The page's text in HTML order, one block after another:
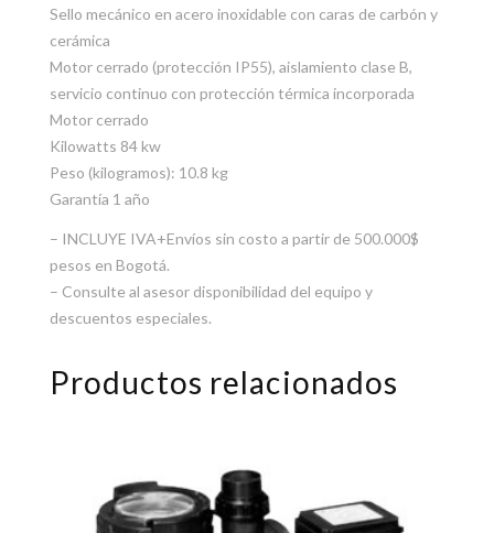
Sello mecánico en acero inoxidable con caras de carbón y
cerámica
Motor cerrado (protección IP55), aislamiento clase B,
servicio continuo con protección térmica incorporada
Motor cerrado
Kilowatts 84 kw
Peso (kilogramos): 10.8 kg
Garantía 1 año
– INCLUYE IVA+Envíos sin costo a partir de 500.000$
pesos en Bogotá.
– Consulte al asesor disponibilidad del equipo y
descuentos especiales.
Productos relacionados